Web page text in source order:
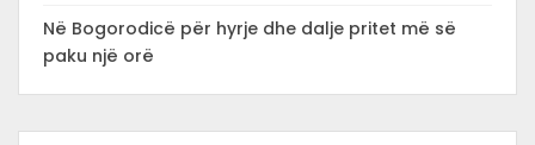
Në Bogorodicë për hyrje dhe dalje pritet më së
paku një orë